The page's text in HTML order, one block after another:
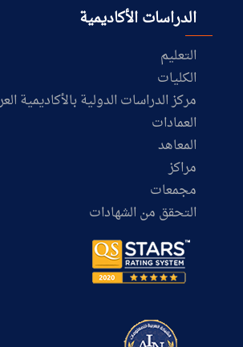
الدراسات الأكاديمية
التعليم
الكليات
مركز الدراسات الدولية بالأكاديمية
العمادات
المعاهد
مراكز
مجمعات
التحقق من الشهادات